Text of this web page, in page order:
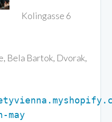
Kolingasse 6
Bela Bartok, Dvorak,
may